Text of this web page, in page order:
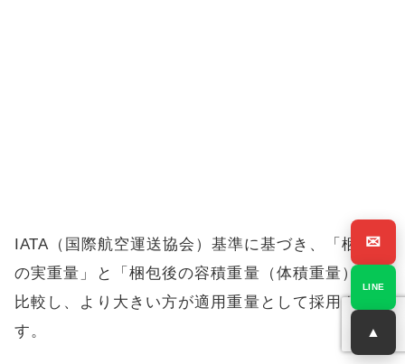
IATA（国際航空運送協会）基準に基づき、「梱包後
の実重量」と「梱包後の容積重量（体積重量）」を
比較し、より大きい方が適用重量として採用されま
す。
✉
LINE
▲